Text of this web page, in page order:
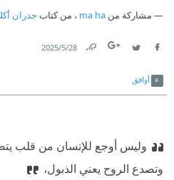
مشاركة من ma ha ، من كتاب جدران
28‏/5‏/2025
أوافق
وليس أوجع للإنسان من قلب
وتصدع الروح يعني الذبول،